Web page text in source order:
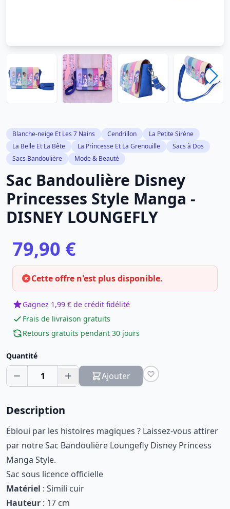
Blanche-neige Et Les 7 Nains Cendrillon
La Petite Sirène
La Belle Et La Bête
La Princesse Et La Grenouille
Sacs à Dos
Sacs Bandoulière
Mode & Beauté
Sac Bandoulière Disney
Princesses Style Manga -
DISNEY LOUNGEFLY
79,90 €
Cette offre n'est plus disponible.
Gagnez 1,99 € de crédit fidélité
Frais de livraison gratuits
Retours gratuits pendant 30 jours
Quantité
1 Ajouter
Description
Ébloui par les histoires magiques ? Laissez-vous attirer
par notre Sac Bandoulière Loungefly Disney Princess
Manga Style.
Sac sous licence officielle
Matériel : Simili cuir
Hauteur : 17 cm